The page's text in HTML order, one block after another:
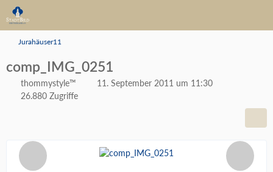
Jurahäuser11
comp_IMG_0251
thommystyle™
11. September 2011 um 11:30
26.880 Zugriffe